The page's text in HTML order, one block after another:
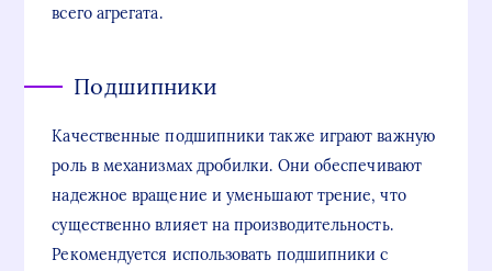
всего агрегата.
Подшипники
Качественные подшипники также играют важную
роль в механизмах дробилки. Они обеспечивают
надежное вращение и уменьшают трение, что
существенно влияет на производительность.
Рекомендуется использовать подшипники с